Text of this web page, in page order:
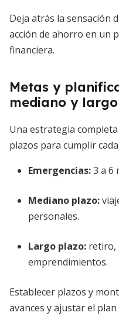
Deja atrás la sensación
acción de ahorro en un
financiera.
Metas y
mediano y
Una estrategia
plazos para cumplir
Emergencias:3 a 6
Mediano plazo:
personales.
Largo plazo: retiro,
emprendimientos.
Establecer plazos y
avances y ajustar el